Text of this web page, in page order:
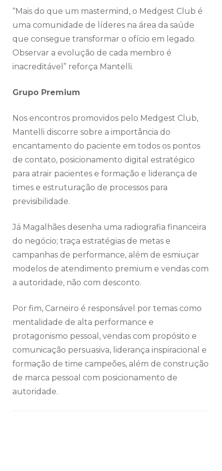
“Mais do que um mastermind, o Medgest Club é
uma comunidade de líderes na área da saúde
que consegue transformar o ofício em legado.
Observar a evolução de cada membro é
inacreditável” reforça Mantelli.
Grupo Premium
Nos encontros promovidos pelo Medgest Club,
Mantelli discorre sobre a importância do
encantamento do paciente em todos os pontos
de contato, posicionamento digital estratégico
para atrair pacientes e formação e liderança de
times e estruturação de processos para
previsibilidade.
Já Magalhães desenha uma radiografia financeira
do negócio; traça estratégias de metas e
campanhas de performance, além de esmiuçar
modelos de atendimento premium e vendas com
a autoridade, não com desconto.
Por fim, Carneiro é responsável por temas como
mentalidade de alta performance e
protagonismo pessoal, vendas com propósito e
comunicação persuasiva, liderança inspiracional e
formação de time campeões, além de construção
de marca pessoal com posicionamento de
autoridade.